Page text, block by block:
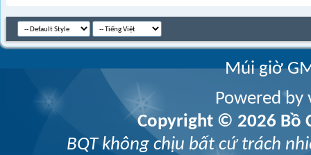
Múi giờ
Powered
Copyright © 2026 Bồ
BQT không chịu bất cứ trách